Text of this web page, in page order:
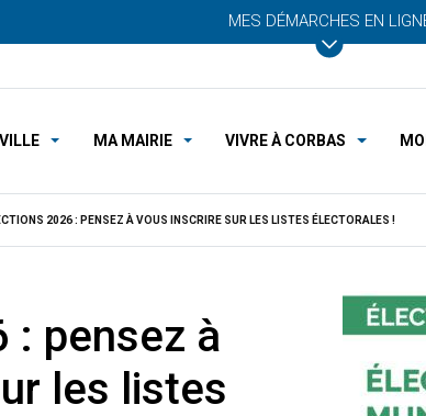
MES DÉMARCHES EN
MA MAIRIE VIVRE À CORBAS
2026 : PENSEZ À VOUS INSCRIRE SUR LES LISTES ÉLECTORALES !
: pensez à
les listes